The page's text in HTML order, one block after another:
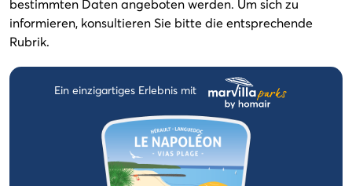
bestimmten Daten angeboten werden. Um sich zu
informieren, konsultieren Sie bitte die entsprechende
Rubrik.
Ein einzigartiges Erlebnis mit